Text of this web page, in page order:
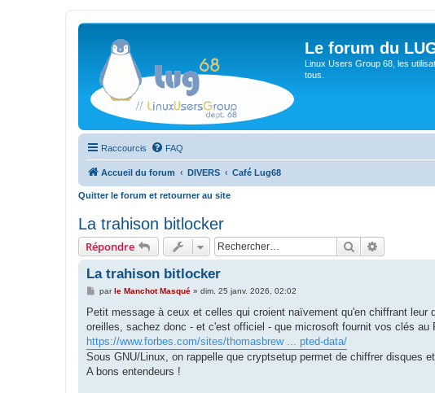
Le forum du
Linux Users Group 68, les
tous.
Raccourcis FAQ
Accueil du forum DIVERS Café Lug68
Quitter le forum et retourner au site
La trahison bitlocker
Répondre Rechercher
La trahison bitlocker
M
s
a
g
e
parle Manchot Masqué» dim. 25 janv. 2026, 02:02
Petit message à ceux et celles qui croient naïvement qu'en chiffrant
oreilles, sachez donc - et c'est officiel - que microsoft fournit vos clés au
https://www.forbes.com/sites/thomasbrew ... pted-data/
Sous GNU/Linux, on rappelle que cryptsetup permet de chiffrer disques
A bons entendeurs !